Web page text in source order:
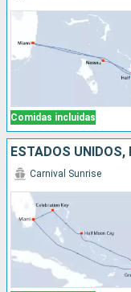
Comidas incluidas
ESTADOS
Carnival Sunrise